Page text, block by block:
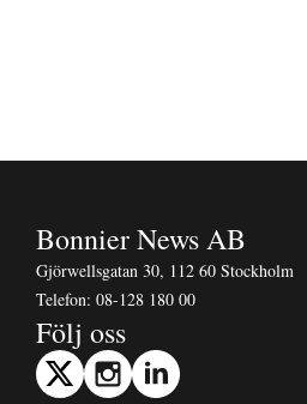
Bonnier News AB
Gjörwellsgatan 30, 112 60 Stockholm
Telefon: 08-128 180 00
Följ oss